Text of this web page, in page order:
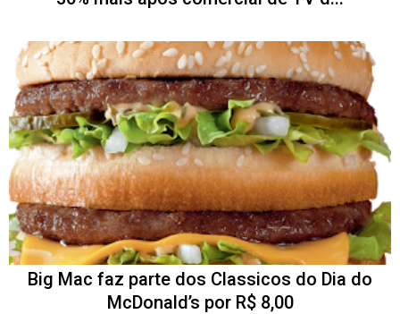
Big Mac faz parte dos Classicos do Dia do
McDonald’s por R$ 8,00